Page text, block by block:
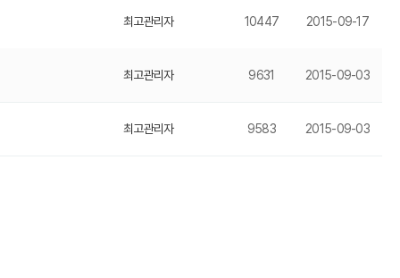
최고관리자 10447 2015-09-17
최고관리자 9631 2015-09-03
최고관리자 9583 2015-09-03